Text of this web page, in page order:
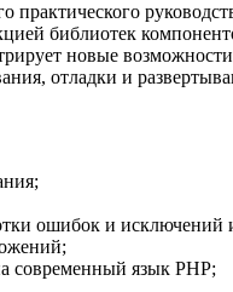
библиотек
новые
отладки и
ошибок и
современный язык PHP;